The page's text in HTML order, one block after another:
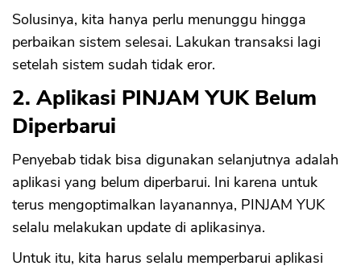
Solusinya, kita hanya perlu menunggu hingga
perbaikan sistem selesai. Lakukan transaksi lagi
setelah sistem sudah tidak eror.
2. Aplikasi PINJAM YUK Belum
Diperbarui
Penyebab tidak bisa digunakan selanjutnya adalah
aplikasi yang belum diperbarui. Ini karena untuk
terus mengoptimalkan layanannya, PINJAM YUK
selalu melakukan update di aplikasinya.
Untuk itu, kita harus selalu memperbarui aplikasi